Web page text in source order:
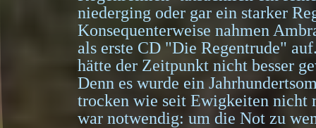
niederging oder gar ein starker
Konsequenterweise nahmen
als erste CD "Die Regentrude"
hätte der Zeitpunkt nicht besser
Denn es wurde ein
trocken wie seit Ewigkeiten nicht
war notwendig: um die Not zu